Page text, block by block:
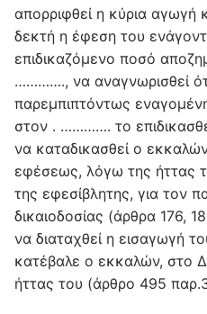
απορριφθεί η κύρια αγωγή
δεκτή η έφεση του
επιδικαζόμενο ποσό
…………., να αναγνωρισθεί
παρεμπιπτόντως
στον . …………. το
να καταδικασθεί ο
εφέσεως, λόγω της ήττας
της εφεσίβλητης, για τον
δικαιοδοσίας (άρθρα 176,
να διαταχθεί η εισαγωγή
κατέβαλε ο εκκαλών, στο
ήττας του (άρθρο 495